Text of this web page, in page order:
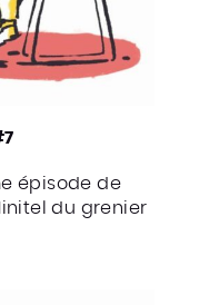
épisode de
du grenier